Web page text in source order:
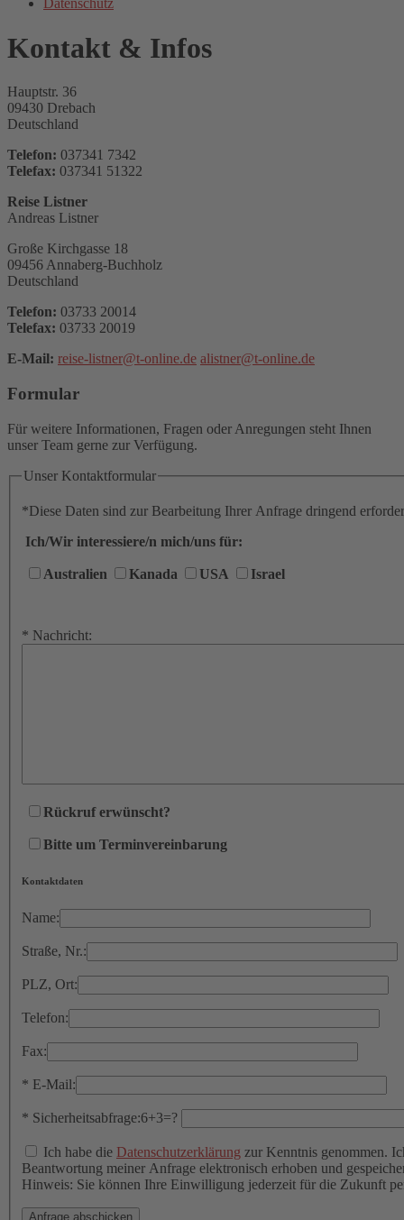
Datenschutz
Kontakt & Infos
Hauptstr. 36
09430 Drebach
Deutschland
Telefon: 037341 7342
Telefax: 037341 51322
Reise Listner
Andreas Listner
Große Kirchgasse 18
09456 Annaberg-Buchholz
Deutschland
Telefon: 03733 20014
Telefax: 03733 20019
E-Mail: reise-listner@t-online.de alistner@t-online.de
Formular
Für weitere Informationen, Fragen oder Anregungen steht Ihnen
unser Team gerne zur Verfügung.
Unser Kontaktformular
*Diese Daten sind zur Bearbeitung Ihrer Anfrage dringend
Ich/Wir interessiere/n mich/uns für:
Australien Kanada USA Israel
* Nachricht:
Rückruf erwünscht?
Bitte um Terminvereinbarung
Kontaktdaten
Name:
Straße, Nr.:
PLZ, Ort:
Telefon:
Fax:
* E-Mail:
* Sicherheitsabfrage:6+3=?
Ich habe die Datenschutzerklärung zur Kenntnis genommen.
Beantwortung meiner Anfrage elektronisch erhoben und
Hinweis: Sie können Ihre Einwilligung jederzeit für die Zukunft